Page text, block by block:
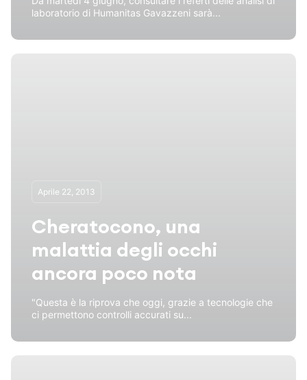
laboratorio di Humanitas Gavazzeni sarà...
Aprile 22, 2013
Cheratocono, una
malattia degli occhi
ancora poco nota
"Questa è la riprova che oggi, grazie a tecnologie che
ci permettono controlli accurati su...